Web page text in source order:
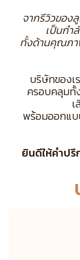
จากรีวิวของ
เป็นกำ
ทั้งด้านคุณภา
บริษัทของ
ครอบคลุมทั้
พร้อมออกแบ
ยินดีให้คำป